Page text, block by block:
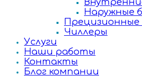
Наружные
Прецизионные
Чиллеры
Услуги
Наши работы
Контакты
Блог компании